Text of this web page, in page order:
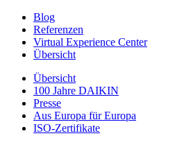
Blog
Referenzen
Virtual Experience Center
Übersicht
Übersicht
100 Jahre DAIKIN
Presse
Aus Europa für Europa
ISO-Zertifikate